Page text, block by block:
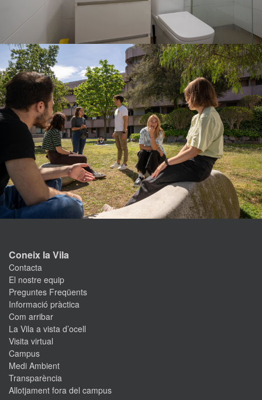
Coneix la Vila
Contacta
El nostre equip
Preguntes Freqüents
Informació pràctica
Com arribar
La Vila a vista d’ocell
Visita virtual
Campus
Medi Ambient
Transparència
Allotjament fora del campus